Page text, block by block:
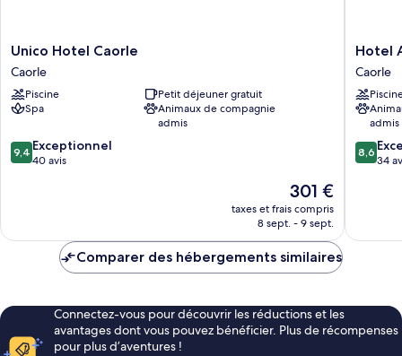
Unico
Hotel
Caorle
Caorle
Unico Hotel Caorle
Caorle
Piscine
Petit déjeuner gratuit
Spa
Animaux de compagnie
admis
9.4
sur
9,4 Exceptionnel
40 avis
Le
nouveau
prix
de
301 €
taxes et frais compris
8 sept. - 9 sept.
Hotel
Caorle
Hotel
Caorle
admis
8.6
sur
8,6
34
Comparer des hébergements similaires
Connectez-vous pour découvrir les réductions et les
avantages dont vous pouvez bénéficier. Plus de récompenses
pour plus d’aventures !